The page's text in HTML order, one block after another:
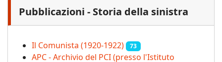
Pubblicazioni - Storia della sinistra
Il Comunista (1920-1922) 73
APC - Archivio del PCI (presso l'Istituto